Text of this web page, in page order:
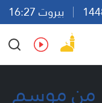
بيروت 16:27
Ar
En Fr Es
Goal - الأسبوع 15 من موسم